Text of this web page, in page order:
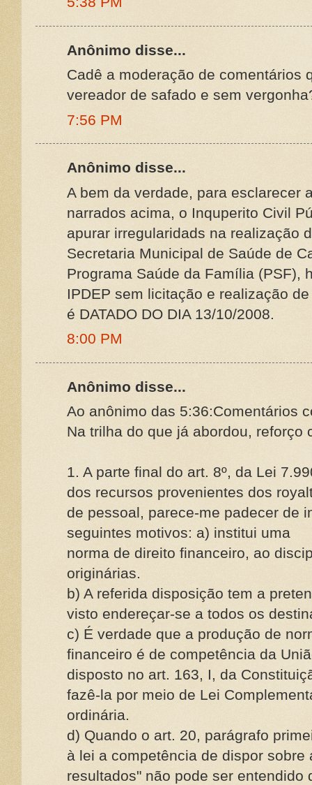
Anônimo disse...
Cadê a moderação de comentários
vereador de safado e sem
7:56 PM
Anônimo disse...
A bem da verdade, para esclarecer
narrados acima, o Inquperito Civil
apurar irregularidads na realização
Secretaria Municipal de Saúde de
Programa Saúde da Família (PSF),
IPDEP sem licitação e realização
é DATADO DO DIA 13/10/2008.
8:00 PM
Anônimo disse...
Ao anônimo das 5:36:Comentários
Na trilha do que já abordou, reforço
1. A parte final do art. 8º, da Lei
dos recursos provenientes dos
de pessoal, parece-me padecer de
seguintes motivos: a) institui uma
norma de direito financeiro, ao
originárias.
b) A referida disposição tem a
visto endereçar-se a todos os
c) É verdade que a produção de
financeiro é de competência da
disposto no art. 163, I, da
fazê-la por meio de Lei
ordinária.
d) Quando o art. 20, parágrafo
à lei a competência de dispor sobre
resultados" não pode ser entendido